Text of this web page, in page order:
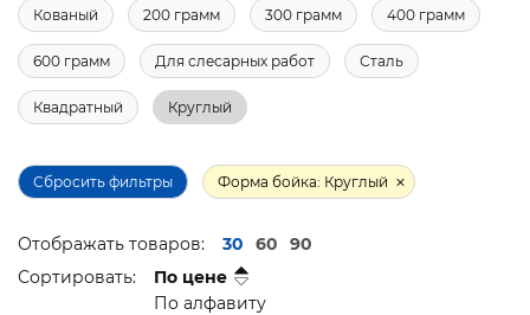
Кованый 200 грамм 300 грамм 400 грамм
600 грамм Для слесарных работ Сталь
Квадратный Круглый
Сбросить фильтры Форма бойка: Круглый
Отображать товаров: 30 60
90
Сортировать:
По цене
По алфавиту